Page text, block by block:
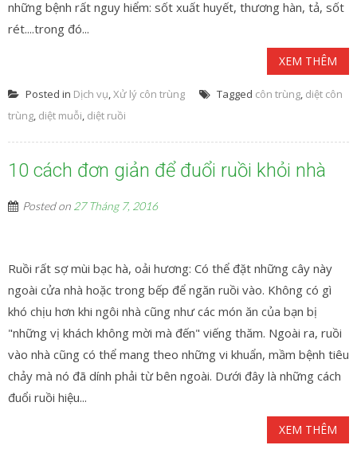
những bệnh rất nguy hiểm: sốt xuất huyết, thương hàn, tả, sốt
rét....trong đó...
XEM THÊM
Posted in Dịch vụ,Xử lý côn trùng Tagged côn trùng, diệt côn
trùng, diệt muỗi, diệt ruồi
10 cách đơn giản để đuổi ruồi khỏi nhà
Posted on 27 Tháng 7, 2016
Ruồi rất sợ mùi bạc hà, oải hương: Có thể đặt những cây này
ngoài cửa nhà hoặc trong bếp để ngăn ruồi vào. Không có gì
khó chịu hơn khi ngôi nhà cũng như các món ăn của bạn bị
"những vị khách không mời mà đến" viếng thăm. Ngoài ra, ruồi
vào nhà cũng có thể mang theo những vi khuẩn, mầm bệnh tiêu
chảy mà nó đã dính phải từ bên ngoài. Dưới đây là những cách
đuổi ruồi hiệu...
XEM THÊM